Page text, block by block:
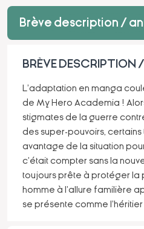
Brève description /
BRÈVE DESCRIPTION
L'adaptation en manga
de My Hero Academia !
stigmates de la guerre
des super-pouvoirs,
avantage de la situation
c'était compter sans la
toujours prête à protéger la
homme à l'allure familière
se présente comme l'héritier